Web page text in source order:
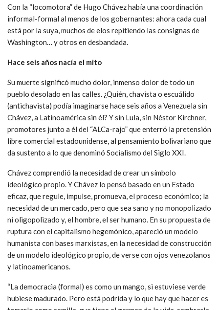
Con la “locomotora” de Hugo Chávez había una coordinación
informal-formal al menos de los gobernantes: ahora cada cual
está por la suya, muchos de elos repitiendo las consignas de
Washington… y otros en desbandada.
Hace seis años nacía el mito
Su muerte significó mucho dolor, inmenso dolor de todo un
pueblo desolado en las calles. ¿Quién, chavista o escuálido
(antichavista) podía imaginarse hace seis años a Venezuela sin
Chávez, a Latinoamérica sin él? Y sin Lula, sin Néstor Kirchner,
promotores junto a él del “ALCa-rajo” que enterró la pretensión
libre comercial estadounidense, al pensamiento bolivariano que
da sustento a lo que denominó Socialismo del Siglo XXI.
Chávez comprendió la necesidad de crear un símbolo
ideológico propio. Y Chávez lo pensó basado en un Estado
eficaz, que regule, impulse, promueva, el proceso económico; la
necesidad de un mercado, pero que sea sano y no monopolizado
ni oligopolizado y, el hombre, el ser humano. En su propuesta de
ruptura con el capitalismo hegemónico, apareció un modelo
humanista con bases marxistas, en la necesidad de construcción
de un modelo ideológico propio, de verse con ojos venezolanos
y latinoamericanos.
“La democracia (formal) es como un mango, si estuviese verde
hubiese madurado. Pero está podrida y lo que hay que hacer es